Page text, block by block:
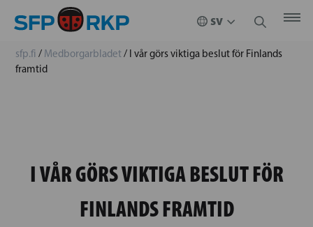
sfp.fi / Medborgarbladet/ I vår görs viktiga beslut för Finlands
framtid
I VÅR GÖRS VIKTIGA BESLUT FÖR
FINLANDS FRAMTID